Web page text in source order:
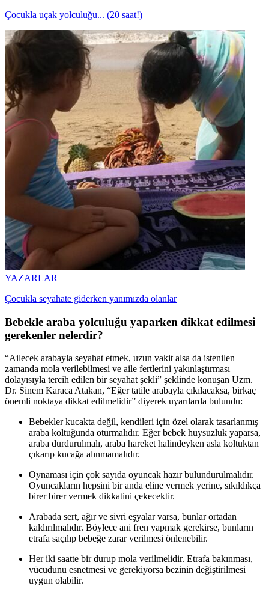
Çocukla uçak yolculuğu... (20 saat!)
YAZARLAR
Çocukla seyahate giderken yanımızda olanlar
Bebekle araba yolculuğu yaparken dikkat edilmesi
gerekenler nelerdir?
“Ailecek arabayla seyahat etmek, uzun vakit alsa da istenilen
zamanda mola verilebilmesi ve aile fertlerini yakınlaştırması
dolayısıyla tercih edilen bir seyahat şekli” şeklinde konuşan Uzm.
Dr. Sinem Karaca Atakan, “Eğer tatile arabayla çıkılacaksa, birkaç
önemli noktaya dikkat edilmelidir” diyerek uyarılarda bulundu:
Bebekler kucakta değil, kendileri için özel olarak tasarlanmış
araba koltuğunda oturmalıdır. Eğer bebek huysuzluk yaparsa,
araba durdurulmalı, araba hareket halindeyken asla koltuktan
çıkarıp kucağa alınmamalıdır.
Oynaması için çok sayıda oyuncak hazır bulundurulmalıdır.
Oyuncakların hepsini bir anda eline vermek yerine, sıkıldıkça
birer birer vermek dikkatini çekecektir.
Arabada sert, ağır ve sivri eşyalar varsa, bunlar ortadan
kaldırılmalıdır. Böylece ani fren yapmak gerekirse, bunların
etrafa saçılıp bebeğe zarar verilmesi önlenebilir.
Her iki saatte bir durup mola verilmelidir. Etrafa bakınması,
vücudunu esnetmesi ve gerekiyorsa bezinin değiştirilmesi
uygun olabilir.